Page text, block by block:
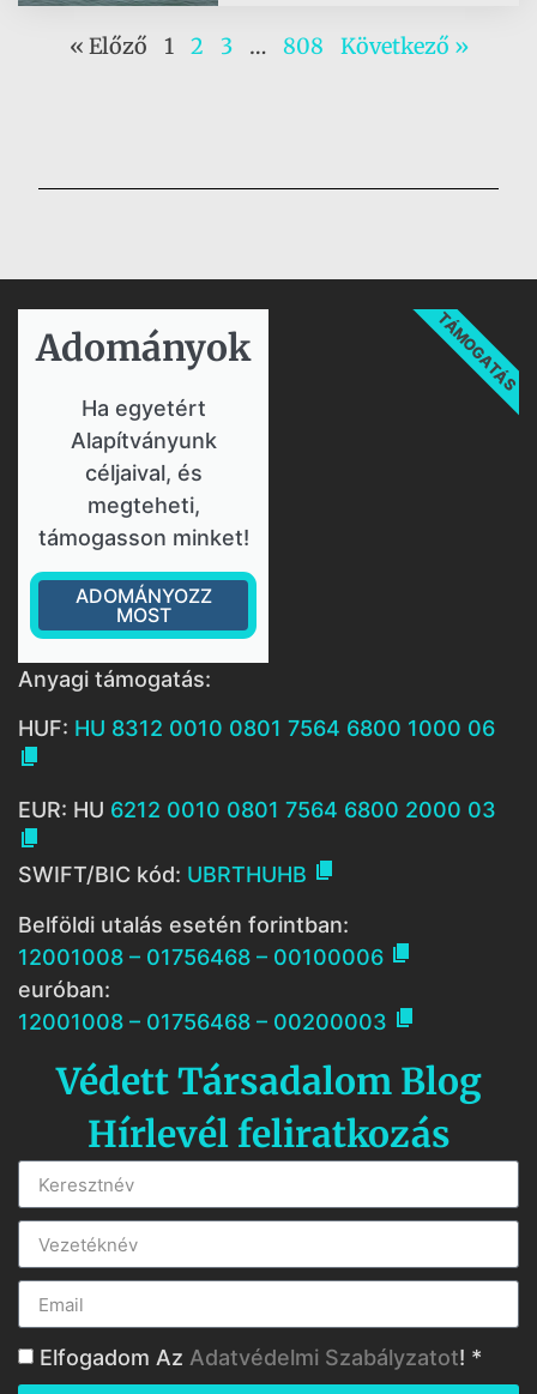
« Előző 1 2 3 … 808 Következő »
Adományok​
Ha egyetért
Alapítványunk
céljaival, és
megteheti,
támogasson minket!
ADOMÁNYOZZ
MOST
TÁMOGATÁS
Anyagi támogatás:
HUF: HU 8312 0010 0801 7564 6800 1000 06

EUR: HU 6212 0010 0801 7564 6800 2000 03

SWIFT/BIC kód: UBRTHUHB 
Belföldi utalás esetén forintban:
12001008 – 01756468 – 00100006 
euróban:
12001008 – 01756468 – 00200003 
Védett Társadalom Blog
Hírlevél feliratkozás
Elfogadom Az Adatvédelmi Szabályzatot! *